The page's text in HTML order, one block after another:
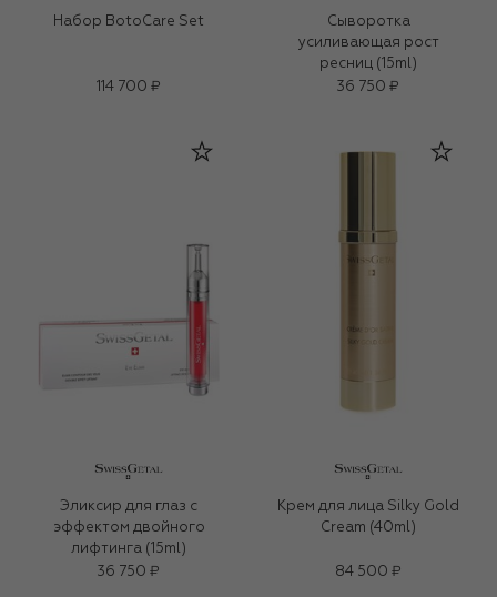
Набор BotoCare Set
114 700 ₽
Сыворотка
усиливающая рост
ресниц (15ml)
36 750 ₽
Эликсир для глаз с
эффектом двойного
лифтинга (15ml)
36 750 ₽
Крем для лица Silky Gold
Cream (40ml)
84 500 ₽